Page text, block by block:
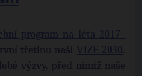
třetinu naší
.
výzvy, před nimiž naše